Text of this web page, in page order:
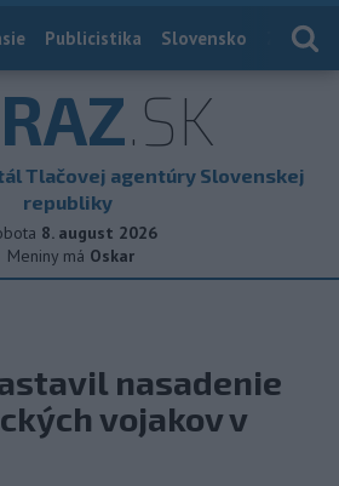
Publicistika Slovensko
.SK
Tlačovej agentúry Slovenskej
republiky
8. august 2026
Meniny má Oskar
nasadenie
vojakov v